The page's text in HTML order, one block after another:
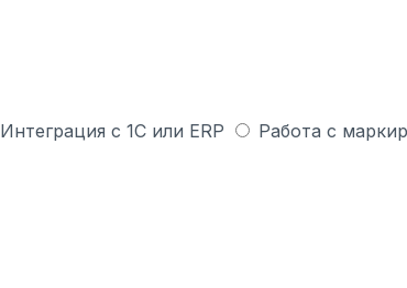
Интеграция с 1С или ERP Работа с